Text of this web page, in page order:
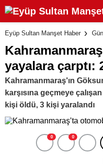
Eyüp Sultan Manşet Haber
yayalara çarptı:
Kahramanmaraş'ın
karşısına geçmeye
kişi öldü, 3 kişi yaralandı
0 0